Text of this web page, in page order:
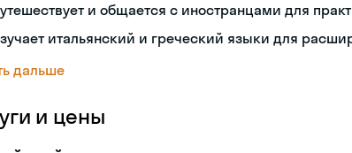
и общается с иностранцами для
итальянский и греческий языки для
дальше
и цены